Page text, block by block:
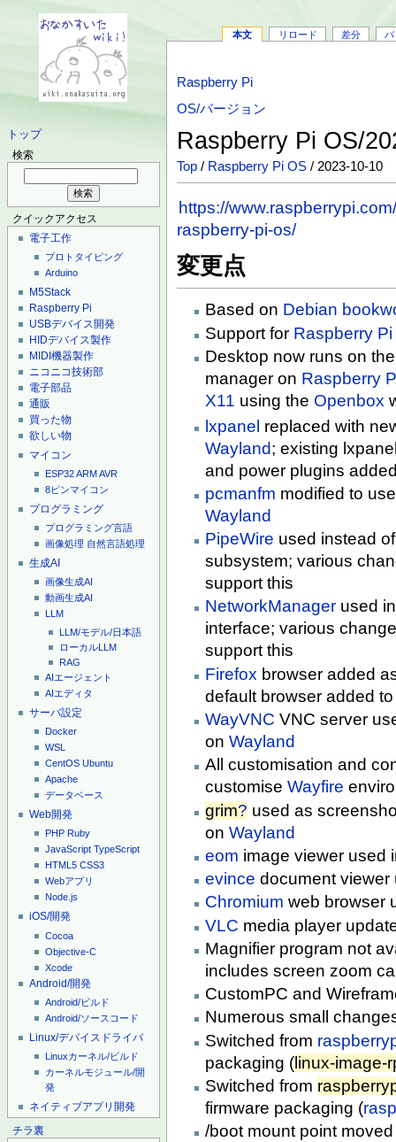
トップ
検索
クイックアクセス
電子工作
プロトタイピング
Arduino
M5Stack
Raspberry Pi
USBデバイス開発
HIDデバイス製作
MIDI機器製作
ニコニコ技術部
電子部品
通販
買った物
欲しい物
マイコン
ESP32ARMAVR
8ピンマイコン
プログラミング
プログラミング言語
画像処理 自然言語処理
生成AI
画像生成AI
動画生成AI
LLM
LLM/モデル/日本語
ローカルLLM
RAG
AIエージェント
AIエディタ
サーバ設定
Docker
WSL
CentOS Ubuntu
Apache
データベース
Web開発
PHP Ruby
JavaScript TypeScript
HTML5 CSS3
Webアプリ
Node.js
iOS/開発
Cocoa
Objective-C
Xcode
Android/開発
Android/ビルド
Android/ソースコード
Linux/デバイスドライバ
Linuxカーネル/ビルド
カーネルモジュール/開
発
ネイティブアプリ開発
チラ裏
本文 リロード 差分 バ
Raspberry Pi
OS/バージョン
Raspberry Pi OS/
Top / Raspberry Pi OS / 2023-10-10
https://
raspberry-pi-os/
変更点
Based on Debian
Support for Raspberry Pi
Desktop now runs on
manager on Raspberry
X11 using the Openbox
lxpanel replaced with
Wayland; existing
and power plugins
pcmanfm modified to
Wayland
PipeWire used instead
subsystem; various
support this
NetworkManager used
interface; various
support this
Firefox browser added
default browser added
WayVNC VNC server
onWayland
All customisation and
customiseWayfire
grim? used as
onWayland
eom image viewer used
evince document
Chromium web browser
VLC media player
Magnifier program not
includes screen zoom
CustomPC and
Numerous small
Switched from
packaging (linux-image-
Switched from
firmware packaging (
/boot mount point